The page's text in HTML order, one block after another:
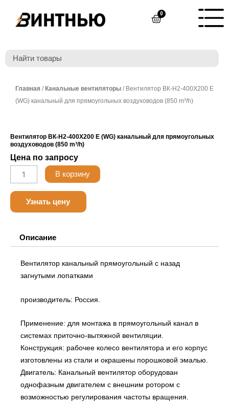
содержимому
0Cart
Главная / Канальные вентиляторы / Вентилятор ВК-Н2-400Х200 E
(WG) канальный для прямоугольных воздуховодов (850 m³/h)
Вентилятор ВК-Н2-400Х200 E (WG) канальный для прямоугольных
воздуховодов (850 m³/h)
Цена по запросу
Количество
товара
Belimo
NF230A-
В корзину
Узнать цену
Описание
Вентилятор канальный прямоугольный с назад
загнутыми лопатками
производитель: Россия.
Применение: для монтажа в прямоугольный канал в
системах приточно-вытяжной вентиляции.
Конструкция: рабочее колесо вентилятора и его корпус
изготовлены из стали и окрашены порошковой эмалью.
Двигатель: Канальный вентилятор оборудован
однофазным двигателем с внешним ротором с
возможностью регулирования частоты вращения.